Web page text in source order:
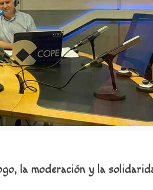
la moderación y la